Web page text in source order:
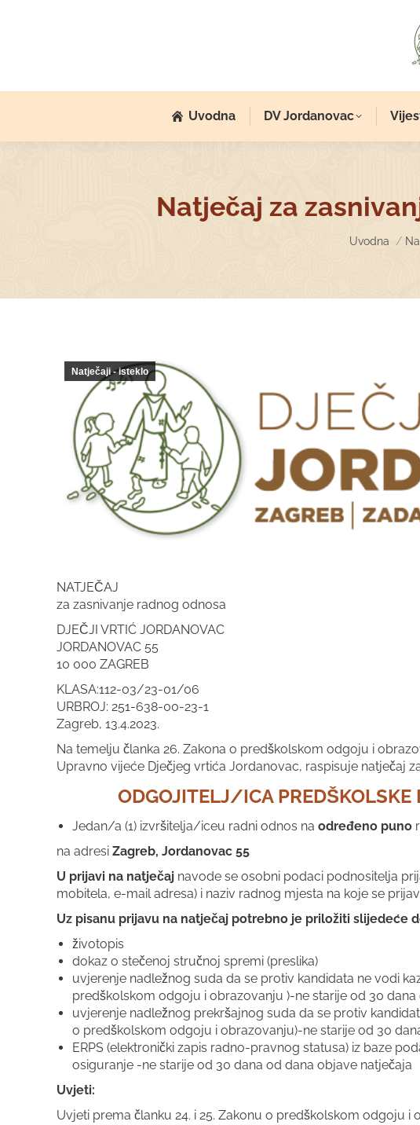
Uvodna DV Jordanovac
Natječaj za
You are
Uvodna
Natječaji - isteklo
NATJEČAJ
za zasnivanje radnog odnosa
DJEČJI VRTIĆ JORDANOVAC
JORDANOVAC 55
10 000 ZAGREB
KLASA:112-03/23-01/06
URBROJ: 251-638-00-23-1
Zagreb, 13.4.2023.
Na temelju članka 26. Zakona o predškolskom odgoju i
Upravno vijeće Dječjeg vrtića Jordanovac, raspisuje natječaj
ODGOJITELJ/ICA
Jedan/a (1) izvršitelja/iceu radni odnos na određeno puno
na adresi Zagreb, Jordanovac 55
U prijavi na natječaj navode se osobni podaci podnositelja
mobitela, e-mail adresa) i naziv radnog mjesta na koje se
Uz pisanu prijavu na natječaj potrebno je priložiti slijedeće
životopis
dokaz o stečenoj stručnoj spremi (preslika)
uvjerenje nadležnog suda da se protiv kandidata ne vodi
predškolskom odgoju i obrazovanju )-ne starije od 30
uvjerenje nadležnog prekršajnog suda da se protiv
o predškolskom odgoju i obrazovanju)-ne starije od 30
ERPS (elektronički zapis radno-pravnog statusa) iz baze
osiguranje -ne starije od 30 dana od dana objave natječaja
Uvjeti:
Uvjeti prema članku 24. i 25. Zakonu o predškolskom odgoju